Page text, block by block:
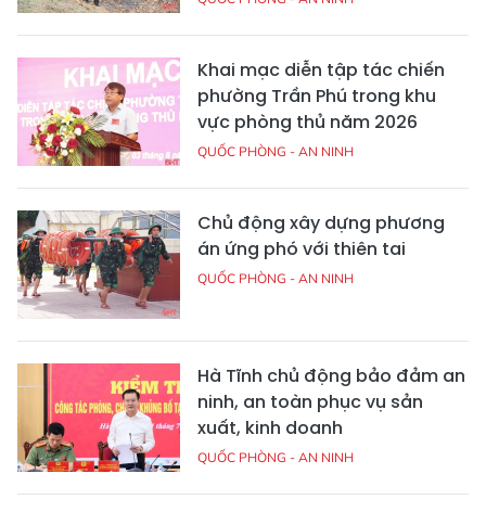
Khai mạc diễn tập tác chiến
phường Trần Phú trong khu
vực phòng thủ năm 2026
QUỐC PHÒNG - AN NINH
Chủ động xây dựng phương
án ứng phó với thiên tai
QUỐC PHÒNG - AN NINH
Hà Tĩnh chủ động bảo đảm an
ninh, an toàn phục vụ sản
xuất, kinh doanh
QUỐC PHÒNG - AN NINH